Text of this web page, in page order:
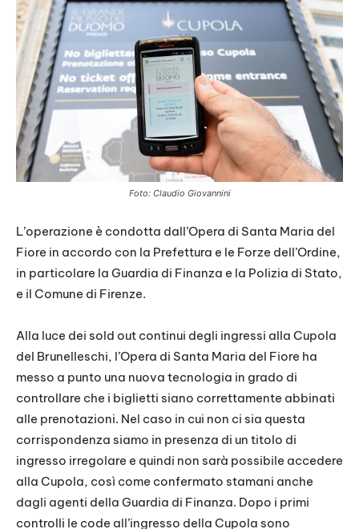
Foto: Claudio Giovannini
L’operazione è condotta dall’Opera di Santa Maria del
Fiore in accordo con la Prefettura e le Forze dell’Ordine,
in particolare la Guardia di Finanza e la Polizia di Stato,
e il Comune di Firenze.
Alla luce dei sold out continui degli ingressi alla Cupola
del Brunelleschi, l’Opera di Santa Maria del Fiore ha
messo a punto una nuova tecnologia in grado di
controllare che i biglietti siano correttamente abbinati
alle prenotazioni. Nel caso in cui non ci sia questa
corrispondenza siamo in presenza di un titolo di
ingresso irregolare e quindi non sarà possibile accedere
alla Cupola, così come confermato stamani anche
dagli agenti della Guardia di Finanza. Dopo i primi
controlli le code all’ingresso della Cupola sono